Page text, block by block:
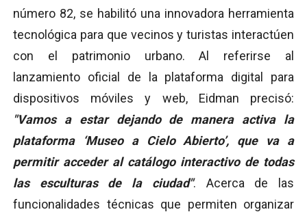
número 82, se habilitó una innovadora herramienta
tecnológica para que vecinos y turistas interactúen
con el patrimonio urbano. Al referirse al
lanzamiento oficial de la plataforma digital para
dispositivos móviles y web, Eidman precisó:
"Vamos a estar dejando de manera activa la
plataforma ‘Museo a Cielo Abierto’, que va a
permitir acceder al catálogo interactivo de todas
las esculturas de la ciudad". Acerca de las
funcionalidades técnicas que permiten organizar